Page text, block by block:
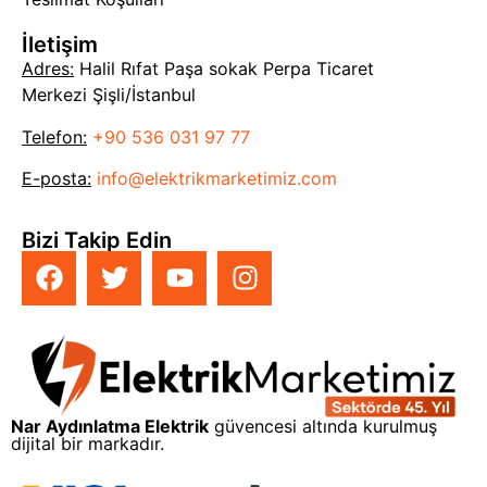
İletişim
Adres: Halil Rıfat Paşa sokak Perpa Ticaret
Merkezi Şişli/İstanbul
Telefon: +90 536 031 97 77
E-posta: info@elektrikmarketimiz.com
Bizi Takip Edin
Nar Aydınlatma Elektrik güvencesi altında kurulmuş
dijital bir markadır.